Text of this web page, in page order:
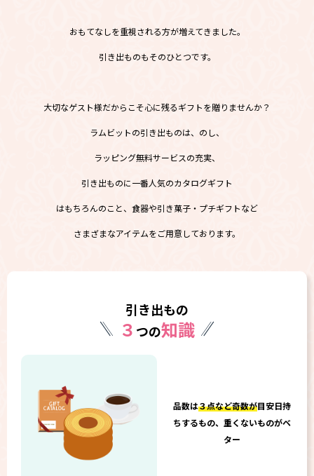
おもてなしを重視される方が増えてきました。
引き出ものもそのひとつです。
大切なゲスト様だからこそ心に残るギフトを贈りませんか？
ラムビットの引き出ものは、のし、
ラッピング無料サービスの充実、
引き出ものに一番人気のカタログギフト
はもちろんのこと、食器や引き菓子・プチギフトなど
さまざまなアイテムをご用意しております。
引き出もの
３ つの知識
品数は３点など奇数が目安日持
ちするもの、重くないものがベ
ター